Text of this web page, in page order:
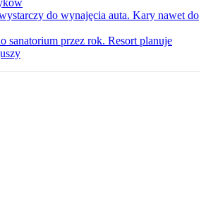
do wynajęcia auta. Kary nawet do
sanatorium przez rok. Resort planuje